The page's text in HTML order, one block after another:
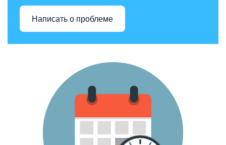
Написать о проблеме